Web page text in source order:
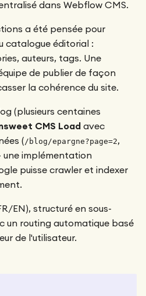
dans Webflow CMS.
a été pensée pour
catalogue éditorial :
auteurs, tags. Une
de publier de façon
la cohérence du site.
(plusieurs centaines
CMS Load avec
(/blog/epargne?page=2,
une implémentation
puisse crawler et indexer
EN), structuré en sous-
un routing automatique basé
de l'utilisateur.